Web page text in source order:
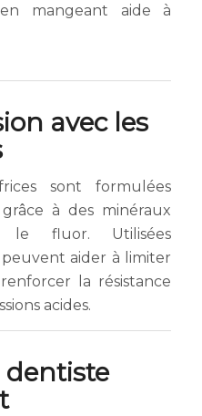
mangeant aide à
avec les
sont formulées
à des minéraux
le fluor. Utilisées
aider à limiter
la résistance
acides.
dentiste